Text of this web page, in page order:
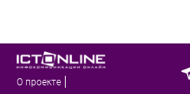
О проекте